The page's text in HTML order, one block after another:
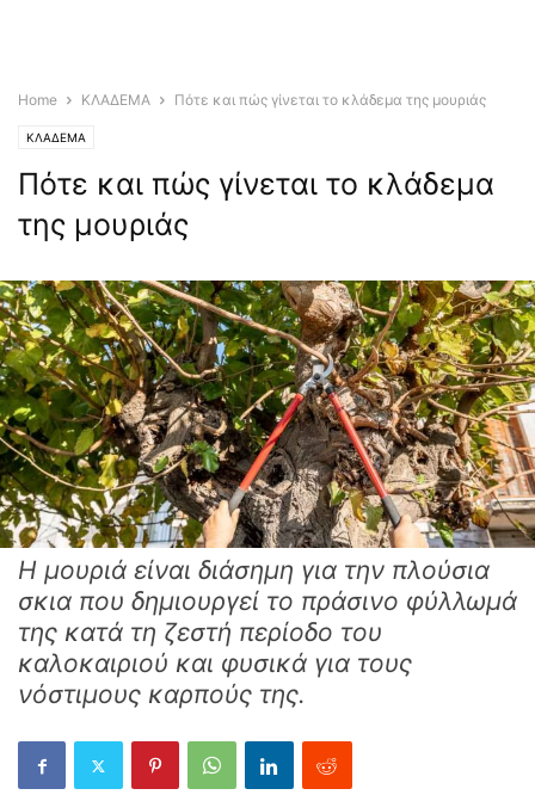
Home ΚΛΑΔΕΜΑ Πότε και πώς γίνεται το κλάδεμα της μουριάς
ΚΛΑΔΕΜΑ
Πότε και πώς γίνεται το κλάδεμα
της μουριάς
Η μουριά είναι διάσημη για την πλούσια
σκια που δημιουργεί το πράσινο φύλλωμά
της κατά τη ζεστή περίοδο του
καλοκαιριού και φυσικά για τους
νόστιμους καρπούς της.